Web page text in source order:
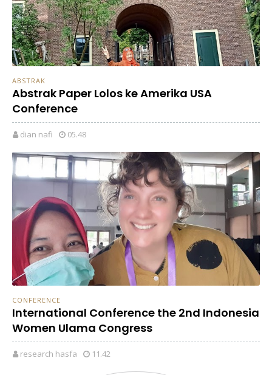
ABSTRAK
Abstrak Paper Lolos ke Amerika USA
Conference
dian nafi 05.48
CONFERENCE
International Conference the 2nd Indonesia
Women Ulama Congress
research hasfa 11.42